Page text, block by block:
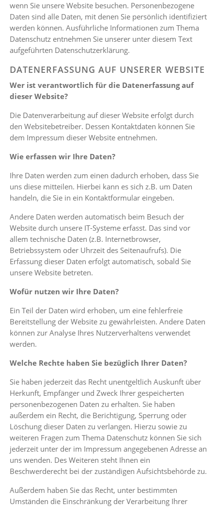
wenn Sie unsere Website besuchen. Personenbezogene
Daten sind alle Daten, mit denen Sie persönlich identifiziert
werden können. Ausführliche Informationen zum Thema
Datenschutz entnehmen Sie unserer unter diesem Text
aufgeführten Datenschutzerklärung.
DATENERFASSUNG AUF UNSERER WEBSITE
Wer ist verantwortlich für die Datenerfassung auf
dieser Website?
Die Datenverarbeitung auf dieser Website erfolgt durch
den Websitebetreiber. Dessen Kontaktdaten können Sie
dem Impressum dieser Website entnehmen.
Wie erfassen wir Ihre Daten?
Ihre Daten werden zum einen dadurch erhoben, dass Sie
uns diese mitteilen. Hierbei kann es sich z.B. um Daten
handeln, die Sie in ein Kontaktformular eingeben.
Andere Daten werden automatisch beim Besuch der
Website durch unsere IT-Systeme erfasst. Das sind vor
allem technische Daten (z.B. Internetbrowser,
Betriebssystem oder Uhrzeit des Seitenaufrufs). Die
Erfassung dieser Daten erfolgt automatisch, sobald Sie
unsere Website betreten.
Wofür nutzen wir Ihre Daten?
Ein Teil der Daten wird erhoben, um eine fehlerfreie
Bereitstellung der Website zu gewährleisten. Andere Daten
können zur Analyse Ihres Nutzerverhaltens verwendet
werden.
Welche Rechte haben Sie bezüglich Ihrer Daten?
Sie haben jederzeit das Recht unentgeltlich Auskunft über
Herkunft, Empfänger und Zweck Ihrer gespeicherten
personenbezogenen Daten zu erhalten. Sie haben
außerdem ein Recht, die Berichtigung, Sperrung oder
Löschung dieser Daten zu verlangen. Hierzu sowie zu
weiteren Fragen zum Thema Datenschutz können Sie sich
jederzeit unter der im Impressum angegebenen Adresse an
uns wenden. Des Weiteren steht Ihnen ein
Beschwerderecht bei der zuständigen Aufsichtsbehörde zu.
Außerdem haben Sie das Recht, unter bestimmten
Umständen die Einschränkung der Verarbeitung Ihrer